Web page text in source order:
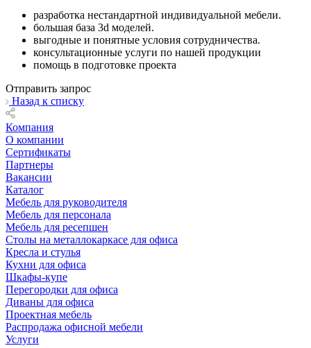
разработка нестандартной индивидуальной мебели.
большая база 3d моделей.
выгодные и понятные условия сотрудничества.
консультационные услуги по нашей продукции
помощь в подготовке проекта
Отправить запрос
Назад к списку
Компания
О компании
Сертификаты
Партнеры
Вакансии
Каталог
Мебель для руководителя
Мебель для персонала
Мебель для ресепшен
Столы на металлокаркасе для офиса
Кресла и стулья
Кухни для офиса
Шкафы-купе
Перегородки для офиса
Диваны для офиса
Проектная мебель
Распродажа офисной мебели
Услуги